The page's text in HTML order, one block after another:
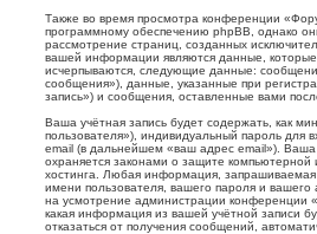
Также во время просмотра конференции
программному обеспечению phpBB, однако
рассмотрение страниц, созданных
вашей информации являются данные,
исчерпываются, следующие данные:
сообщения»), данные, указанные при
запись») и сообщения, оставленные вами
Ваша учётная запись будет содержать, как
пользователя»), индивидуальный пароль
email (в дальнейшем «ваш адрес email»).
охраняется законами о защите
хостинга. Любая информация,
имени пользователя, вашего пароля и
на усмотрение администрации конференции
какая информация из вашей учётной записи
отказаться от получения сообщений,